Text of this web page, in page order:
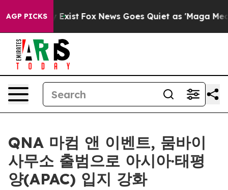
AGP PICKS
They Exist Fox News Goes Quiet as 'Maga
QNA 마컴 앤 이벤트, 뭄바이
사무소 출범으로 아시아·태평
양(APAC) 입지 강화